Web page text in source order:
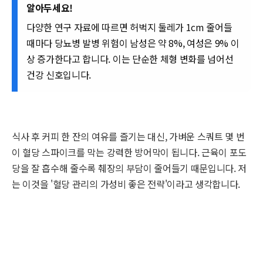
알아두세요!
다양한 연구 자료에 따르면 허벅지 둘레가 1cm 줄어들
때마다 당뇨병 발병 위험이 남성은 약 8%, 여성은 9% 이
상 증가한다고 합니다. 이는 단순한 체형 변화를 넘어선
건강 신호입니다.
식사 후 커피 한 잔의 여유를 즐기는 대신, 가벼운 스쿼트 몇 번
이 혈당 스파이크를 막는 강력한 방어막이 됩니다. 근육이 포도
당을 잘 흡수해 줄수록 췌장의 부담이 줄어들기 때문입니다. 저
는 이것을 '혈당 관리의 가성비 좋은 전략'이라고 생각합니다.